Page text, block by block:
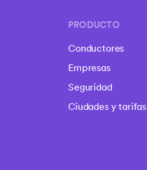
PRODUCTO
Conductores
Empresas
Seguridad
Ciudades y tarifas